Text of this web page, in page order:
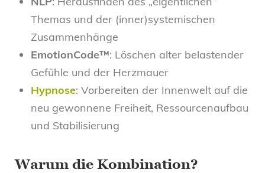
Themas und der (inner)systemischen
Zusammenhänge
EmotionCode™: Löschen alter belastender
Gefühle und der Herzmauer
Hypnose: Vorbereiten der Innenwelt auf die
neu gewonnene Freiheit, Ressourcenaufbau
und Stabilisierung
Warum die Kombination?